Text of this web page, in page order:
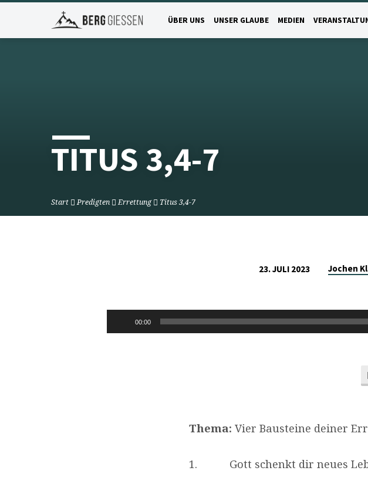
ÜBER UNS UNSER GLAUBE MEDIEN
TITUS 3,4-7
Start Predigten Errettung Titus 3,4-7
23. JULI 2023 Jochen
Player
00:00
Thema: Vier Bausteine deiner
1. Gott schenkt dir neues